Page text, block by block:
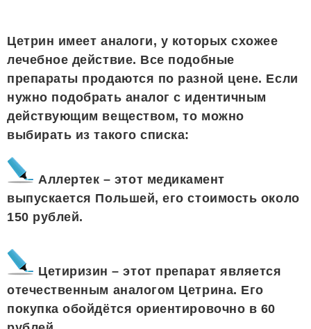
Цетрин имеет аналоги, у которых схожее
лечебное действие. Все подобные
препараты продаются по разной цене. Если
нужно подобрать аналог с идентичным
действующим веществом, то можно
выбирать из такого списка:
Аллертек – этот медикамент
выпускается Польшей, его стоимость около
150 рублей.
Цетиризин – этот препарат является
отечественным аналогом Цетрина. Его
покупка обойдётся ориентировочно в 60